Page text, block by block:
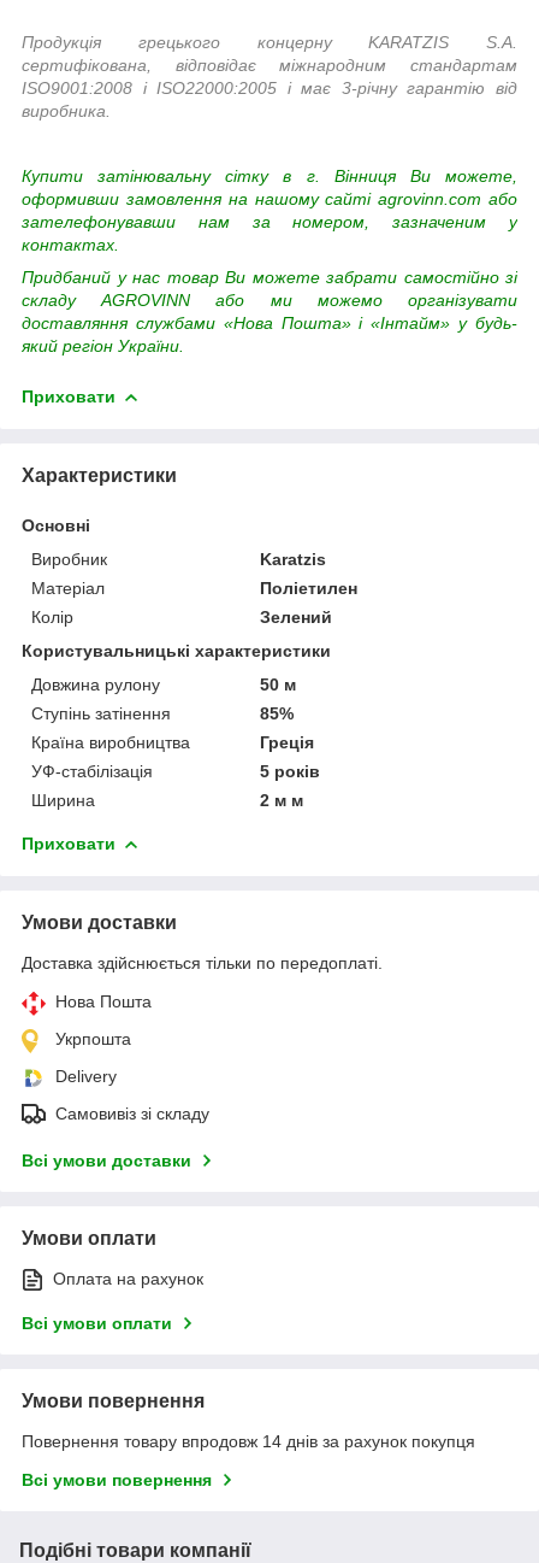
Продукція грецького концерну KARATZIS S.A.
сертифікована, відповідає міжнародним стандартам
ISO9001:2008 і ISO22000:2005 і має 3-річну гарантію від
виробника.
Купити затінювальну сітку в г. Вінниця Ви можете,
оформивши замовлення на нашому сайті agrovinn.com або
зателефонувавши нам за номером, зазначеним у
контактах.
Придбаний у нас товар Ви можете забрати самостійно зі
складуAGROVINN або ми можемо організувати
доставляння службами «Нова Пошта» і «Інтайм» у будь-
який регіон України.
Приховати
Характеристики
Основні
Виробник
Karatzis
Матеріал
Поліетилен
Колір
Зелений
Користувальницькі характеристики
Довжина рулону
50 м
Ступінь затінення
85%
Країна виробництва
Греція
УФ-стабілізація
5 років
Ширина
2 м м
Приховати
Умови доставки
Доставка здійснюється тільки по передоплаті.
Нова Пошта
Укрпошта
Delivery
Самовивіз зі складу
Всі умови доставки
Умови оплати
Оплата на рахунок
Всі умови оплати
Умови повернення
Повернення товару впродовж 14 днів за рахунок покупця
Всі умови повернення
Подібні товари компанії